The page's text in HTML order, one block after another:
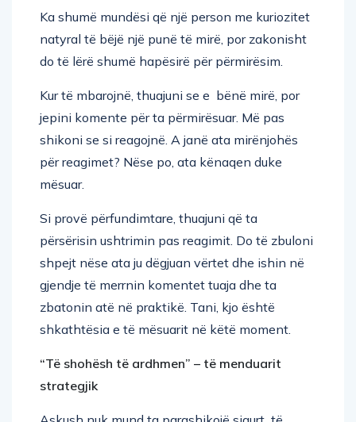
Ka shumë mundësi që një person me kuriozitet
natyral të bëjë një punë të mirë, por zakonisht
do të lërë shumë hapësirë ​​për përmirësim.
Kur të mbarojnë, thuajuni se e bënë mirë, por
jepini komente për ta përmirësuar. Më pas
shikoni se si reagojnë. A janë ata mirënjohës
për reagimet? Nëse po, ata kënaqen duke
mësuar.
Si provë përfundimtare, thuajuni që ta
përsërisin ushtrimin pas reagimit. Do të zbuloni
shpejt nëse ata ju dëgjuan vërtet dhe ishin në
gjendje të merrnin komentet tuaja dhe ta
zbatonin atë në praktikë. Tani, kjo është
shkathtësia e të mësuarit në këtë moment.
“Të shohësh të ardhmen” – të menduarit
strategjik